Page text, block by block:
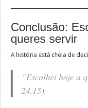
Conclusão:
queres servir
A história está cheia de
“Escolhei hoje a
24,15).